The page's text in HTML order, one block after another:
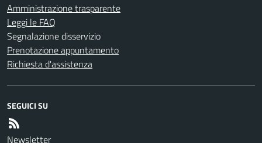
Amministrazione trasparente
Leggi le FAQ
Segnalazione disservizio
Prenotazione appuntamento
Richiesta d'assistenza
SEGUICI SU
Newsletter